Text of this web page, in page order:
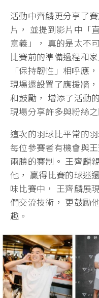
活動中齊麟更分享了
片， 並提到影片中「
意義」， 真的是太不
比賽前的準備過程和
「保持韌性」相呼應
現場還設置了應援牆
和鼓勵， 增添了活動
現場分享許多與粉絲
這次的羽球比平常的
每位參賽者有機會與
兩勝的賽制。 王齊麟
他， 贏得比賽的球迷
味比賽中， 王齊麟展
們交流技術， 更鼓勵
趣。